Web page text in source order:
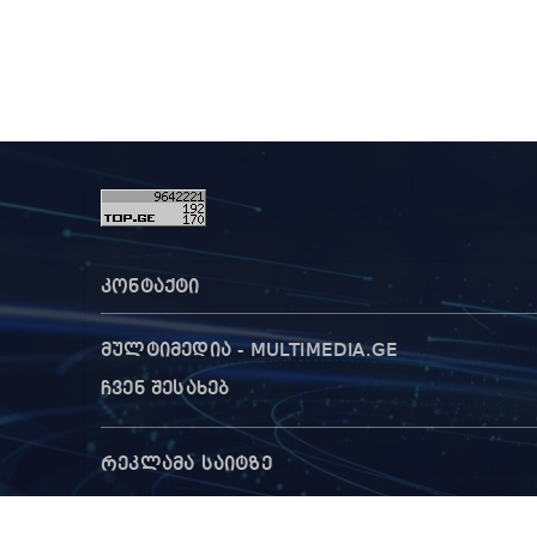
კონტაქტი
მულტიმედია - MULTIMEDIA.GE
ჩვენ შესახებ
რეკლამა საიტზე